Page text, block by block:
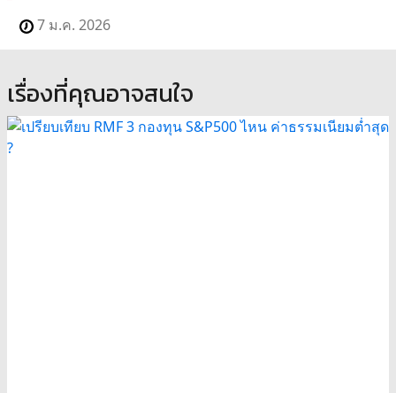
7 ม.ค. 2026
เรื่องที่คุณอาจสนใจ